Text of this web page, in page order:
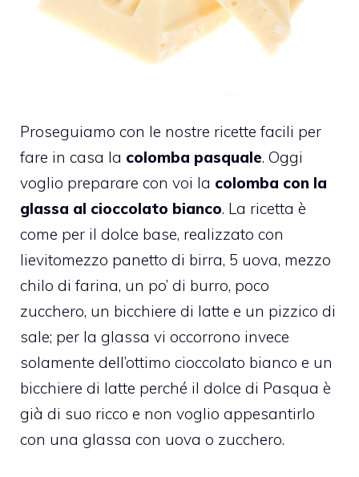
Proseguiamo con le nostre ricette facili per
fare in casa la colomba pasquale. Oggi
voglio preparare con voi la colomba con la
glassa al cioccolato bianco. La ricetta è
come per il dolce base, realizzato con
lievitomezzo panetto di birra, 5 uova, mezzo
chilo di farina, un po’ di burro, poco
zucchero, un bicchiere di latte e un pizzico di
sale; per la glassa vi occorrono invece
solamente dell’ottimo cioccolato bianco e un
bicchiere di latte perché il dolce di Pasqua è
già di suo ricco e non voglio appesantirlo
con una glassa con uova o zucchero.